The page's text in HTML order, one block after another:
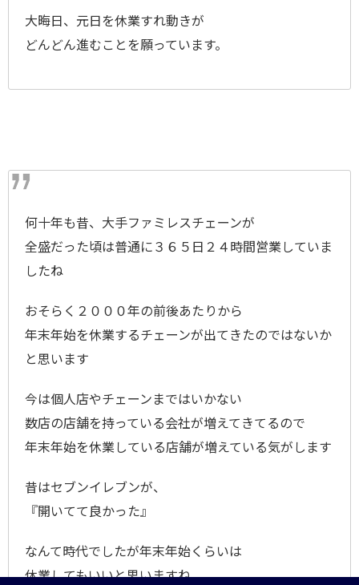
大晦日、元日を休業すれ動きが
どんどん進むことを願っています。
何十年も昔、大手ファミレスチェーンが
全盛だった頃は普通に３６５日２４時間営業していま
したね
おそらく２０００年の前後あたりから
年末年始を休業するチェーンが出てきたのではないか
と思います
今は個人店やチェーンまではいかない
数店の店舗を持っている会社が増えてきてるので
年末年始を休業している店舗が増えている気がします
昔はセブンイレブンが、
『開いてて良かった』
なんて時代でしたが年末年始くらいは
休業してもいいと思いますね